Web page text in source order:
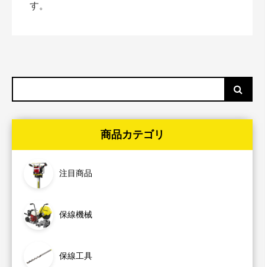
す。
商品カテゴリ
注目商品
保線機械
保線工具